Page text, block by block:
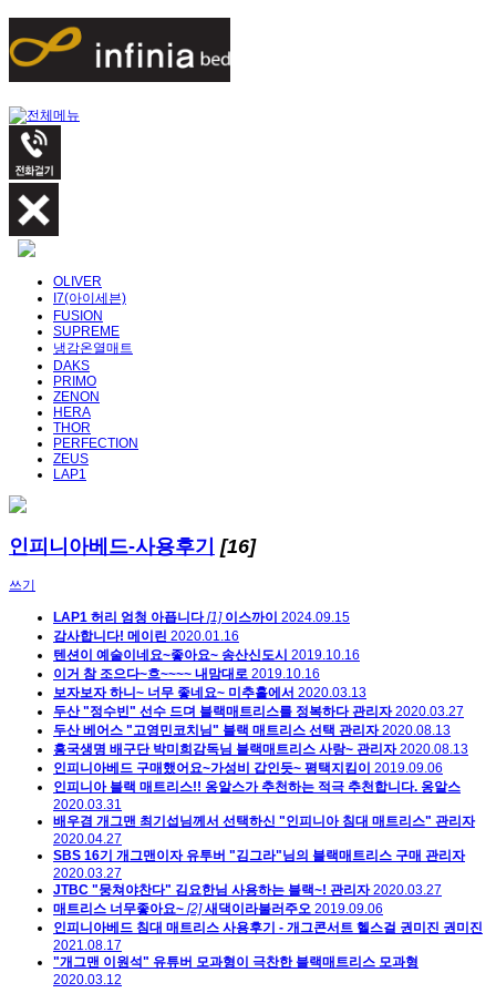
OLIVER
I7(아이세븐)
FUSION
SUPREME
냉감온열매트
DAKS
PRIMO
ZENON
HERA
THOR
PERFECTION
ZEUS
LAP1
인피니아베드-사용후기 [16]
쓰기
LAP1 허리 엄청 아픕니다 [1] 이스까이 2024.09.15
감사합니다! 메이린 2020.01.16
텐션이 예술이네요~좋아요~ 송산신도시 2019.10.16
이거 참 조으다~흐~~~~ 내맘대로 2019.10.16
보자보자 하니~ 너무 좋네요~ 미추홀에서 2020.03.13
두산 "정수빈" 선수 드뎌 블랙매트리스를 정복하다 관리자 2020.03.27
두산 베어스 "고영민코치님" 블랙 매트리스 선택 관리자 2020.08.13
흥국생명 배구단 박미희감독님 블랙매트리스 사랑~ 관리자 2020.08.13
인피니아베드 구매했어요~가성비 갑인듯~ 평택지킴이 2019.09.06
인피니아 블랙 매트리스!! 옹알스가 추천하는 적극 추천합니다. 옹알스
2020.03.31
배우겸 개그맨 최기섭님께서 선택하신 "인피니아 침대 매트리스" 관리자
2020.04.27
SBS 16기 개그맨이자 유투버 "김그라"님의 블랙매트리스 구매 관리자
2020.03.27
JTBC "뭉쳐야찬다" 김요한님 사용하는 블랙~! 관리자 2020.03.27
매트리스 너무좋아요~ [2] 새댁이라불러주오 2019.09.06
인피니아베드 침대 매트리스 사용후기 - 개그콘서트 헬스걸 권미진 권미진
2021.08.17
"개그맨 이원석" 유튜버 모과형이 극찬한 블랙매트리스 모과형
2020.03.12